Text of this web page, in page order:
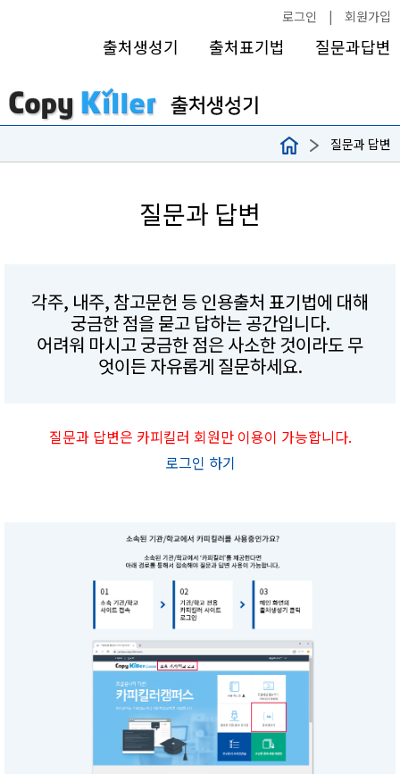
로그인 | 회원가입
출처생성기 출처표기법 질문과답변
질문과 답변
질문과 답변
각주, 내주, 참고문헌 등 인용출처 표기법에 대해
궁금한 점을 묻고 답하는 공간입니다.
어려워 마시고 궁금한 점은 사소한 것이라도 무
엇이든 자유롭게 질문하세요.
질문과 답변은 카피킬러 회원만 이용이 가능합니다.
로그인 하기